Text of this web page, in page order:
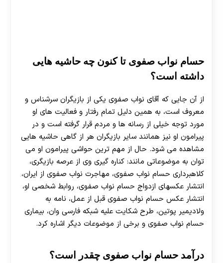
30 تا 50 درصد شارژ هدیه بیشتر فقط با ثبت نام در
هات بت
حسام نواب صفوی تا کنون چه حاشیه هایی
داشته است؟
از آن جایی که آقای نواب صفوی یکی از بازیگران سرشناس و
معروف است، به همین دلیل تمام رفتار و فعالیت‌ های او
مورد توجه خیلی از رسانه‌ ها و مردم قرار گرفته است و در
پیرامون او نیز همانند سایر بازیگران هر از گاهی حاشیه‌ هایی
مشاهده می‌ شود. حال از مهم ترین حواشی پیرامون او می‌
توان به موضوعاتی مانند: کناره‌ گیری وی از عرصه بازیگری،
کلاهبرداری حسام نواب صفوی، مهاجرت نواب صفوی از ایران،
انتشار عکسهای ازدواج حسام نواب صفوی، روابط شخصی او،
انتشار عکس حسام نواب صفوی قبل از عمل، نامه به
ولادیمیر پوتین، طرح شکایت علیه شبکه فارسی وان، بیماری
حسام نواب صفوی و برخی از موضوعات دیگر اشاره کرد.
درآمد حسام نواب صفوی چقدر است؟